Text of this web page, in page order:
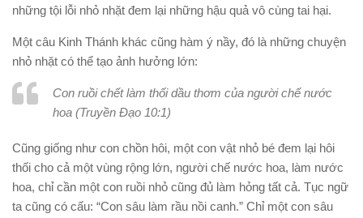
những tội lỗi nhỏ nhặt đem lại những hậu quả vô cùng tai hại.
Một câu Kinh Thánh khác cũng hàm ý nầy, đó là những chuyện
nhỏ nhặt có thể tạo ảnh hưởng lớn:
Con ruồi chết làm thối dầu thơm của người chế nước
hoa (Truyền Đạo 10:1)
Cũng giống như con chồn hôi, một con vật nhỏ bé đem lại hôi
thối cho cả một vùng rộng lớn, người chế nước hoa, làm nước
hoa, chỉ cần một con ruồi nhỏ cũng đủ làm hỏng tất cả. Tục ngữ
ta cũng có cấu: “Con sâu làm rầu nồi canh.” Chỉ một con sâu